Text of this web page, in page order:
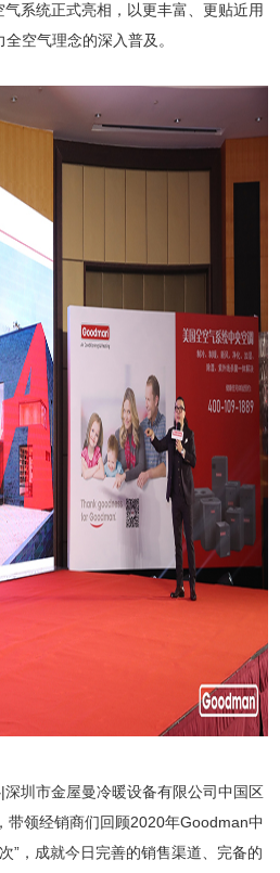
气系统正式亮相，以更丰富、更贴近用
全空气理念的深入普及。
|深圳市金屋曼冷暖设备有限公司中国区
带领经销商们回顾2020年Goodman中
”，成就今日完善的销售渠道、完备的